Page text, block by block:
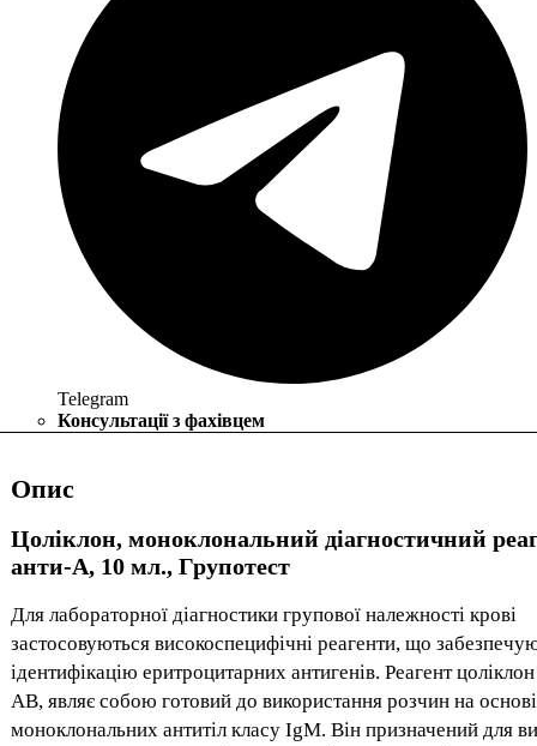
Telegram
Консультації з фахівцем
Опис
Цоліклон, моноклональний діагностичний
анти-А, 10 мл., Групотест
Для лабораторної діагностики групової належності крові
застосовуються високоспецифічні реагенти, що
ідентифікацію еритроцитарних антигенів. Реагент
АВ, являє собою готовий до використання розчин на основі
моноклональних антитіл класу IgM. Він призначений для